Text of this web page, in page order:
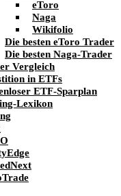
eToro
Naga
Wikifolio
Die besten eToro Trader
Die besten Naga-Trader
Vergleich
in ETFs
ETF-Sparplan
Lexikon